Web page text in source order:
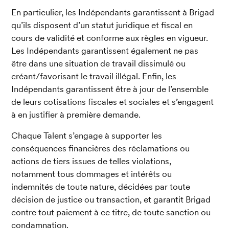
En particulier, les Indépendants garantissent à Brigad
qu’ils disposent d’un statut juridique et fiscal en
cours de validité et conforme aux règles en vigueur.
Les Indépendants garantissent également ne pas
être dans une situation de travail dissimulé ou
créant/favorisant le travail illégal. Enfin, les
Indépendants garantissent être à jour de l’ensemble
de leurs cotisations fiscales et sociales et s’engagent
à en justifier à première demande.
Chaque Talent s’engage à supporter les
conséquences financières des réclamations ou
actions de tiers issues de telles violations,
notamment tous dommages et intérêts ou
indemnités de toute nature, décidées par toute
décision de justice ou transaction, et garantit Brigad
contre tout paiement à ce titre, de toute sanction ou
condamnation.